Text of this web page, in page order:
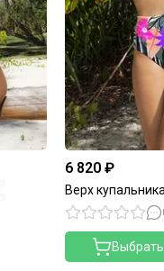
6 820 ₽
Верх
Выбрать